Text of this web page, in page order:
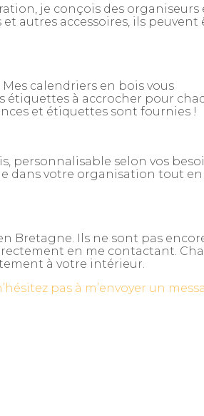
je conçois des organiseurs
autres accessoires, ils peuvent
calendriers en bois vous
étiquettes à accrocher pour
et étiquettes sont fournies !
personnalisable selon vos
dans votre organisation tout en
Bretagne. Ils ne sont pas
en me contactant.
à votre intérieur.
pas à m’envoyer un